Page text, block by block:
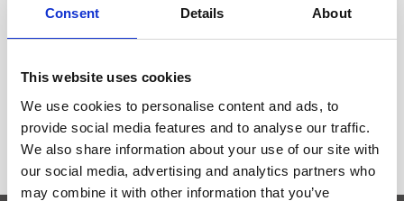
Consent Details About
This website uses cookies
We use cookies to personalise content and ads, to
provide social media features and to analyse our traffic.
We also share information about your use of our site with
our social media, advertising and analytics partners who
may combine it with other information that you’ve
fotojobb och skriva ner viktiga saker. Det finns även plats för årsstatistik
Månads- och veckouppslag. Årsöversikt. Flyttbara flikar.
Kalendarium: 20 dec 2021-8 jan 2023.
Spiralbunbunden.
Format: 148x210 mm (A5)